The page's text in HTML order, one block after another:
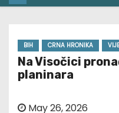
BIH CRNA HRONIKA
Na Visočici
planinara
May 26, 2026